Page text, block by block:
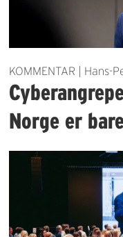
KOMMENTAR | Hans-
Norge er